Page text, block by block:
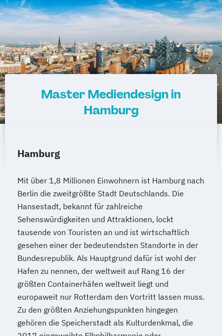
Master Mediendesign in
Hamburg
Hamburg
Mit über 1,8 Millionen Einwohnern ist Hamburg nach
Berlin die zweitgrößte Stadt Deutschlands. Die
Hansestadt, bekannt für zahlreiche
Sehenswürdigkeiten und Attraktionen, lockt
tausende von Touristen an und ist wirtschaftlich
gesehen einer der bedeutendsten Standorte in der
Bundesrepublik. Als Hauptgrund dafür ist wohl der
Hafen zu nennen, der weltweit auf Rang 16 der
größten Containerhäfen weltweit liegt und
europaweit nur Rotterdam den Vortritt lassen muss.
Zu den größten Anziehungspunkten hingegen
gehören die Speicherstadt als Kulturdenkmal, die